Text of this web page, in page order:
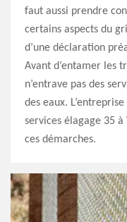
faut aussi prendre
certains aspects du
d’une déclaration
Avant d’entamer les
n’entrave pas des
des eaux.
services élagage 35
ces démarches.